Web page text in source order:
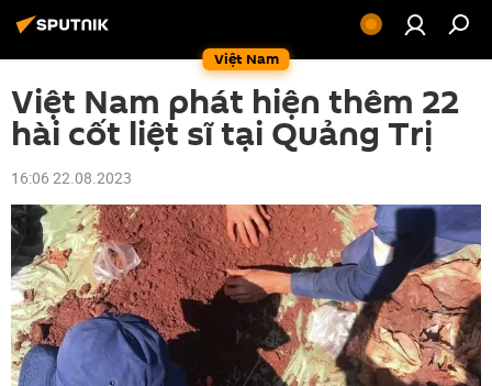
Việt Nam
Việt Nam phát hiện thêm 22
hài cốt liệt sĩ tại Quảng Trị
16:06 22.08.2023